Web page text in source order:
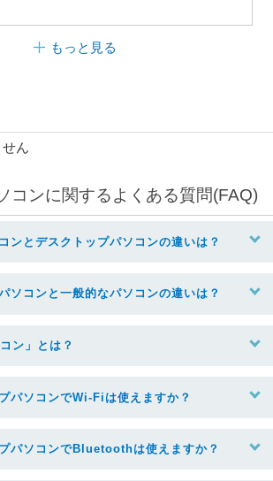
もっと見る
ん
コンに関するよくある質問(FAQ)
ンとデスクトップパソコンの違いは？
ソコンと一般的なパソコンの違いは？
ン」とは？
パソコンでWi-Fiは使えますか？
パソコンでBluetoothは使えますか？